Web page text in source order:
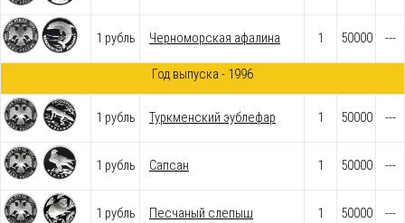
1 рубль Черноморская афалина 1 50000 ---
Год выпуска - 1996
1 рубль Туркменский эублефар 1 50000 ---
1 рубль Сапсан 1 50000 ---
1 рубль Песчаный слепыш 1 50000 ---